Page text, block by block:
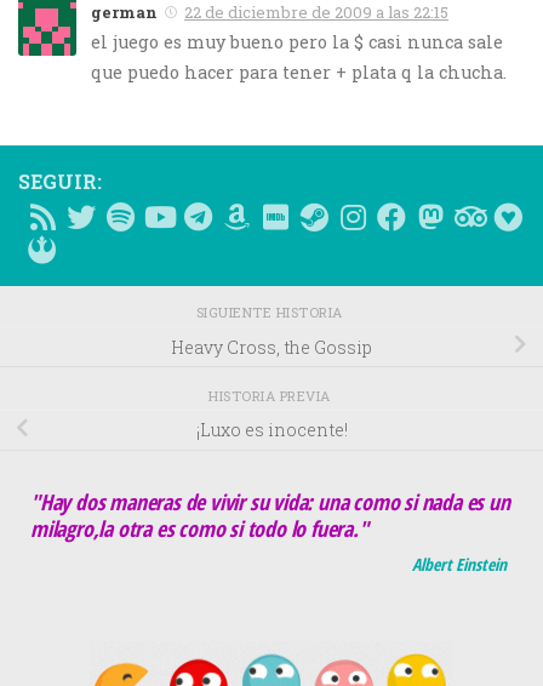
german 22 de diciembre de 2009 a las 22:15
el juego es muy bueno pero la $ casi nunca sale
que puedo hacer para tener + plata q la chucha.
SEGUIR:
SIGUIENTE HISTORIA
Heavy Cross, the Gossip
HISTORIA PREVIA
¡Luxo es inocente!
"Hay dos maneras de vivir su vida: una como si nada es un
milagro,la otra es como si todo lo fuera."
Albert Einstein